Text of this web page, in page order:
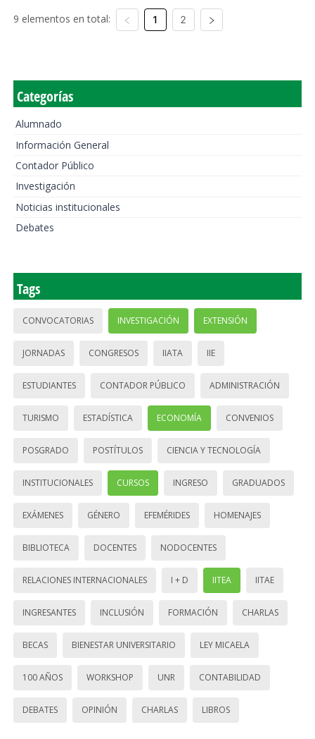
9 elementos en total: 1 2
Categorías
Alumnado
Información General
Contador Público
Investigación
Noticias institucionales
Debates
Tags
CONVOCATORIAS INVESTIGACIÓN EXTENSIÓN
JORNADAS CONGRESOS IIATA IIE
ESTUDIANTES CONTADOR PÚBLICO ADMINISTRACIÓN
TURISMO ESTADÍSTICA ECONOMÍA CONVENIOS
POSGRADO POSTÍTULOS CIENCIA Y TECNOLOGÍA
INSTITUCIONALES CURSOS INGRESO GRADUADOS
EXÁMENES GÉNERO EFEMÉRIDES HOMENAJES
BIBLIOTECA DOCENTES NODOCENTES
RELACIONES INTERNACIONALES I + D IITEA IITAE
INGRESANTES INCLUSIÓN FORMACIÓN CHARLAS
BECAS BIENESTAR UNIVERSITARIO LEY MICAELA
100 AÑOS WORKSHOP UNR CONTABILIDAD
DEBATES OPINIÓN CHARLAS LIBROS